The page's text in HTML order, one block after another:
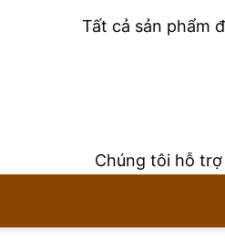
Tất cả sản phẩm
Chúng tôi hỗ